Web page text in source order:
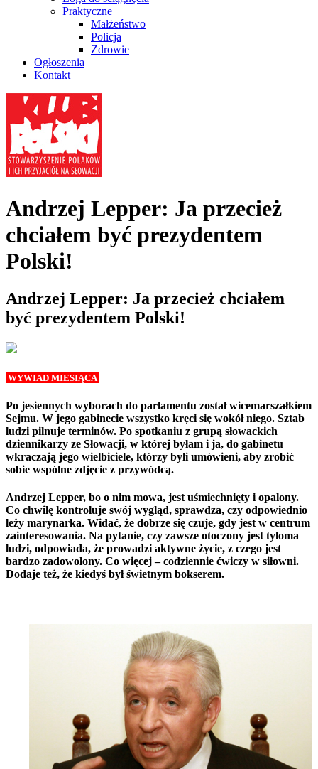
Praktyczne
Małżeństwo
Policja
Zdrowie
Ogłoszenia
Kontakt
Andrzej Lepper: Ja przecież
chciałem być prezydentem
Polski!
Andrzej Lepper: Ja przecież chciałem
być prezydentem Polski!
WYWIAD MIESIĄCA
Po jesiennych wyborach do parlamentu został wicemarszałkiem
Sejmu. W jego gabinecie wszystko kręci się wokół niego. Sztab
ludzi pilnuje terminów. Po spotkaniu z grupą słowackich
dziennikarzy ze Słowacji, w której byłam i ja, do gabinetu
wkraczają jego wielbiciele, którzy byli umówieni, aby zrobić
sobie wspólne zdjęcie z przywódcą.
Andrzej Lepper, bo o nim mowa, jest uśmiechnięty i opalony.
Co chwilę kontroluje swój wygląd, sprawdza, czy odpowiednio
leży marynarka. Widać, że dobrze się czuje, gdy jest w centrum
zainteresowania. Na pytanie, czy zawsze otoczony jest tyloma
ludzi, odpowiada, że prowadzi aktywne życie, z czego jest
bardzo zadowolony. Co więcej – codziennie ćwiczy w siłowni.
Dodaje też, że kiedyś był świetnym bokserem.